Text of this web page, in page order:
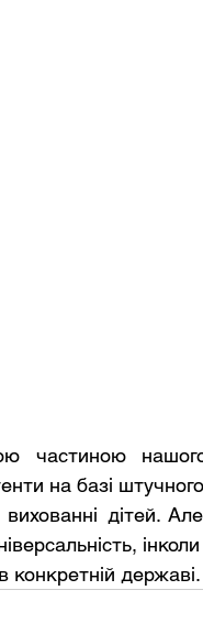
частиною
на базі
дітей.
конкретній державі.